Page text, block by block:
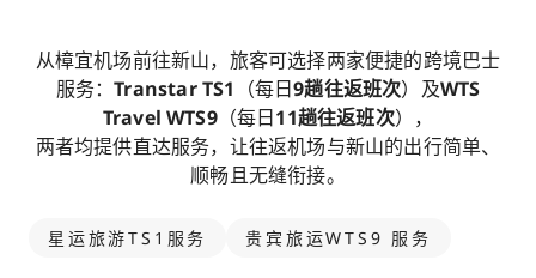
从樟宜机场前往新山，旅客可选择两家便捷的跨境巴士
服务：Transtar TS1 （每日9趟往返班次）及WTS
Travel WTS9（每日11趟往返班次），
两者均提供直达服务，让往返机场与新山的出行简单、
顺畅且无缝衔接。
星运旅游TS1服务 贵宾旅运WTS9 服务